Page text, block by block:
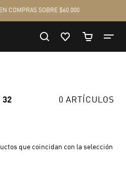
32 0 ARTÍCULOS
que coincidan con la selección